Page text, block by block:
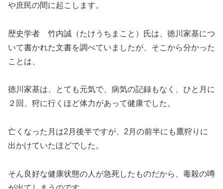
や庶民の間に起こします。
歴史学者 竹内誠（たけうちまこと）氏は、徳川家基につ
いて書かれた文書を調べていましたが、そこから分かった
ことは、
徳川家基は、とても元気で、病気の記録もなく、ひと月に
２回、狩に行くほど体力があって健康でした。
亡くなった月は2月後半ですが、2月の前半にも鷹狩りに
出かけていたほどでした。
そん良好な健康状態の人が急死したものだから、毒殺の噂